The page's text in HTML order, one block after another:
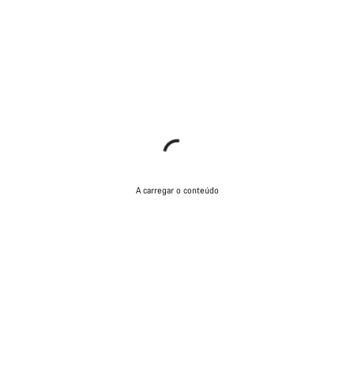
A carregar o conteúdo